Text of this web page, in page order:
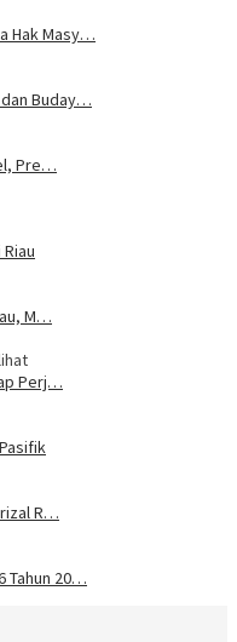
Hak Masy…
dan Buday…
Pre…
M…
Perj…
R…
Tahun 20…